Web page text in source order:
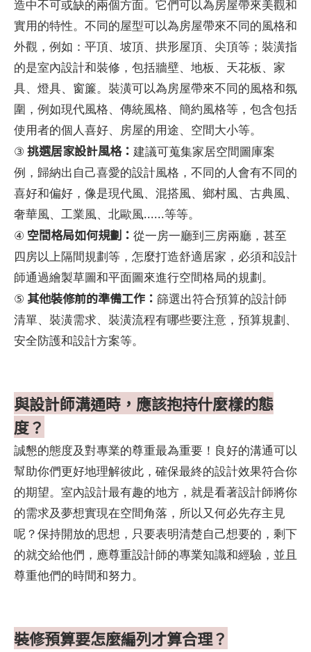
造中不可或缺的兩個方面。它們可以為房屋帶來美觀和
實用的特性。不同的屋型可以為房屋帶來不同的風格和
外觀，例如：平頂、坡頂、拱形屋頂、尖頂等；裝潢指
的是室內設計和裝修，包括牆壁、地板、天花板、家
具、燈具、窗簾。裝潢可以為房屋帶來不同的風格和氛
圍，例如現代風格、傳統風格、簡約風格等，包含包括
使用者的個人喜好、房屋的用途、空間大小等。
③ 挑選居家設計風格： 建議可蒐集家居空間圖庫案
例，歸納出自己喜愛的設計風格，不同的人會有不同的
喜好和偏好，像是現代風、混搭風、鄉村風、古典風、
奢華風、工業風、北歐風......等等。
④ 空間格局如何規劃： 從一房一廳到三房兩廳，甚至
四房以上隔間規劃等，怎麼打造舒適居家，必須和設計
師通過繪製草圖和平面圖來進行空間格局的規劃。
⑤ 其他裝修前的準備工作： 篩選出符合預算的設計師
清單、裝潢需求、裝潢流程有哪些要注意，預算規劃、
安全防護和設計方案等。
與設計師溝通時，應該抱持什麼樣的態
度？
誠懇的態度及對專業的尊重最為重要！良好的溝通可以
幫助你們更好地理解彼此，確保最終的設計效果符合你
的期望。室內設計最有趣的地方，就是看著設計師將你
的需求及夢想實現在空間角落，所以又何必先存主見
呢？保持開放的思想，只要表明清楚自己想要的，剩下
的就交給他們，應尊重設計師的專業知識和經驗，並且
尊重他們的時間和努力。
裝修預算要怎麼編列才算合理？